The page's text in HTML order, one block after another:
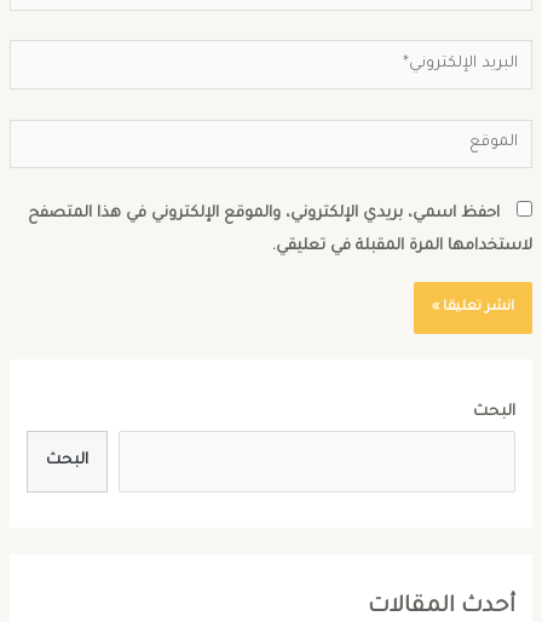
احفظ اسمي، بريدي الإلكتروني، والموقع الإلكتروني في هذا المتصفح
المرة المقبلة في تعليقي.
البحث
البحث
أحدث المقالات